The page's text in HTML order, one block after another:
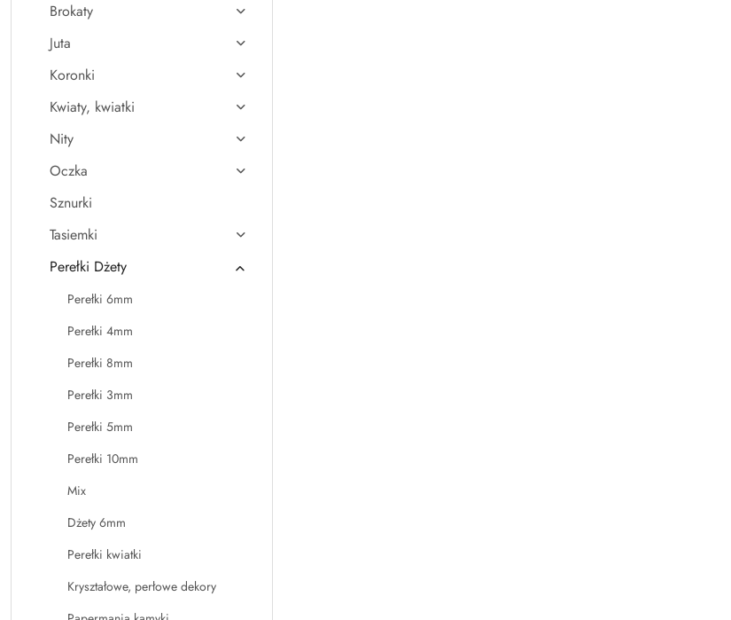
Brokaty
Juta
Koronki
Kwiaty, kwiatki
Nity
Oczka
Sznurki
Tasiemki
Perełki Dżety
Perełki 6mm
Perełki 4mm
Perełki 8mm
Perełki 3mm
Perełki 5mm
Perełki 10mm
Mix
Dżety 6mm
Perełki kwiatki
Kryształowe, perłowe dekory